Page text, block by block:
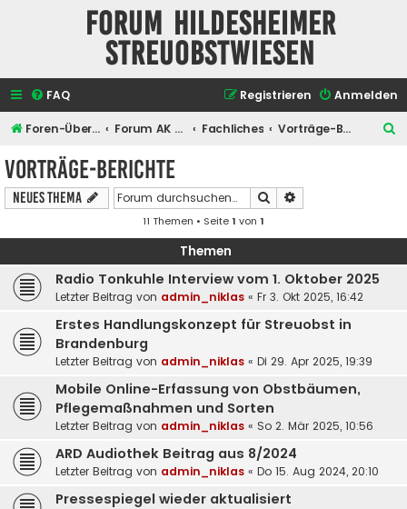
Forum Hildesheimer
Streuobstwiesen
FAQ Anmelden
Registrieren
Foren-Übersicht Forum AK Hildesheimer Streuobstwiesen Fachliches Vorträge-Berichte
Vorträge-Berichte
Neues Thema Suche
11 Themen • Seite1 von 1
Themen
Radio Tonkuhle Interview vom 1. Oktober 2025
Letzter Beitrag von admin_niklas « Fr 3. Okt 2025, 16:42
Erstes Handlungskonzept für Streuobst in
Brandenburg
Letzter Beitrag von admin_niklas « Di 29. Apr 2025, 19:39
Mobile Online-Erfassung von Obstbäumen,
Pflegemaßnahmen und Sorten
Letzter Beitrag von admin_niklas « So 2. Mär 2025, 10:56
ARD Audiothek Beitrag aus 8/2024
Letzter Beitrag von admin_niklas « Do 15. Aug 2024, 20:10
Pressespiegel wieder aktualisiert